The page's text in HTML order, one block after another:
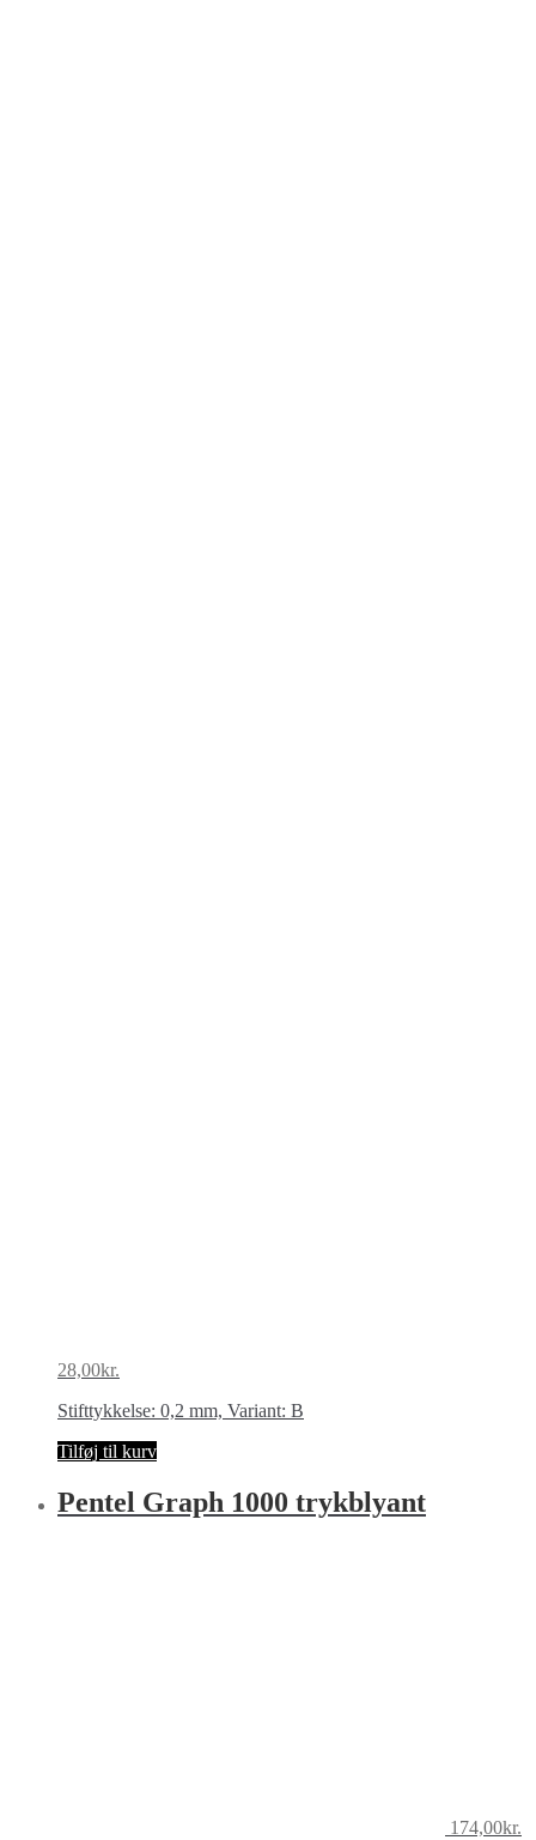
28,00kr.
Stifttykkelse: 0,2 mm, Variant: B
Tilføj til kurv
Pentel Graph 1000 trykblyant
174,00kr.